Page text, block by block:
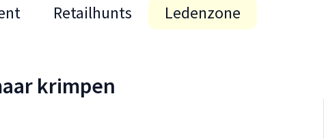
Retailhunts Ledenzone
krimpen